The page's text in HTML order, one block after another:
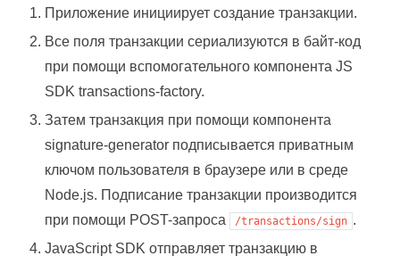
Приложение инициирует создание транзакции.
Все поля транзакции сериализуются в байт-код
при помощи вспомогательного компонента JS
SDK transactions-factory.
Затем транзакция при помощи компонента
signature-generator подписывается приватным
ключом пользователя в браузере или в среде
Node.js. Подписание транзакции производится
при помощи POST-запроса
/transactions/sign .
JavaScript SDK отправляет транзакцию в